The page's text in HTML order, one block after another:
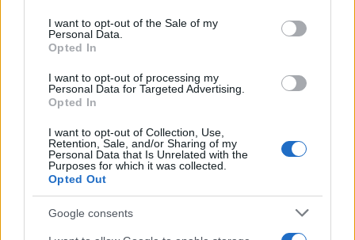
I want to opt-out of the Sale of my
Personal Data.
Opted In
I want to opt-out of processing my
Personal Data for Targeted Advertising.
Opted In
I want to opt-out of Collection, Use,
Retention, Sale, and/or Sharing of my
Personal Data that Is Unrelated with the
Purposes for which it was collected.
Opted Out
Google consents
scissione dal gruppo grillino,Luigi Di Maio
continua a occupare la poltrona di ministro degli
esteri pur non avendo più la legittimazione
politica del partito di maggioranza relativa.
Perciò, la via d’uscita di questocul de sac in cui si
è infilata la maggioranza non possono che essere
elezioni, anche perché restituirebbero un
minimo di chiarezza e coerenza alla nostra